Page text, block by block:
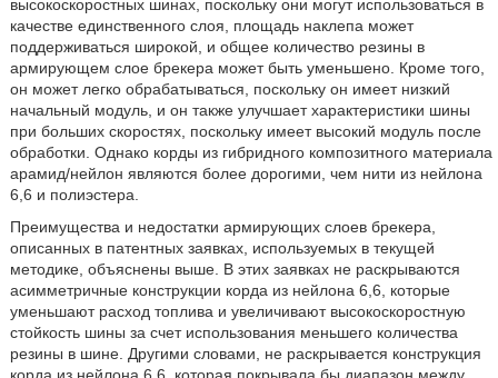
высокоскоростных шинах, поскольку они могут использоваться в
качестве единственного слоя, площадь наклепа может
поддерживаться широкой, и общее количество резины в
армирующем слое брекера может быть уменьшено. Кроме того,
он может легко обрабатываться, поскольку он имеет низкий
начальный модуль, и он также улучшает характеристики шины
при больших скоростях, поскольку имеет высокий модуль после
обработки. Однако корды из гибридного композитного материала
арамид/нейлон являются более дорогими, чем нити из нейлона
6,6 и полиэстера.
Преимущества и недостатки армирующих слоев брекера,
описанных в патентных заявках, используемых в текущей
методике, объяснены выше. В этих заявках не раскрываются
асимметричные конструкции корда из нейлона 6,6, которые
уменьшают расход топлива и увеличивают высокоскоростную
стойкость шины за счет использования меньшего количества
резины в шине. Другими словами, не раскрывается конструкция